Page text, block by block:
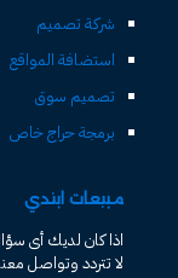
شركة تصميم
استضافة المواقع
تصميم سوق
برمجة حراج خاص
مبيعات ابتدي
اذا كان لديك أى
لا تتردد وتواصل